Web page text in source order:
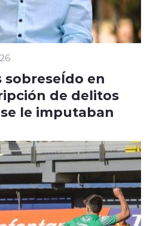
sobreseÍdo en
de delitos
le imputaban